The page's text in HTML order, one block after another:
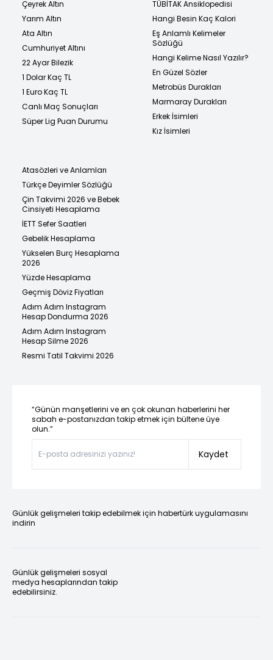
Çeyrek Altın
Yarım Altın
Ata Altın
Cumhuriyet Altını
22 Ayar Bilezik
1 Dolar Kaç TL
1 Euro Kaç TL
Canlı Maç Sonuçları
Süper Lig Puan Durumu
TÜBİTAK Ansiklopedisi
Hangi Besin Kaç Kalori
Eş Anlamlı Kelimeler
Sözlüğü
Hangi Kelime Nasıl Yazılır?
En Güzel Sözler
Metrobüs Durakları
Marmaray Durakları
Erkek İsimleri
Kız İsimleri
Atasözleri ve Anlamları
Türkçe Deyimler Sözlüğü
Çin Takvimi 2026 ve Bebek
Cinsiyeti Hesaplama
İETT Sefer Saatleri
Gebelik Hesaplama
Yükselen Burç Hesaplama
2026
Yüzde Hesaplama
Geçmiş Döviz Fiyatları
Adım Adım Instagram
Hesap Dondurma 2026
Adım Adım Instagram
Hesap Silme 2026
Resmi Tatil Takvimi 2026
“Günün manşetlerini ve en çok okunan haberlerini her
sabah e-postanızdan takip etmek için bültene üye
olun.”
Kaydet
Günlük gelişmeleri takip edebilmek için habertürk uygulamasını
indirin
Günlük gelişmeleri sosyal
medya hesaplarından takip
edebilirsiniz.